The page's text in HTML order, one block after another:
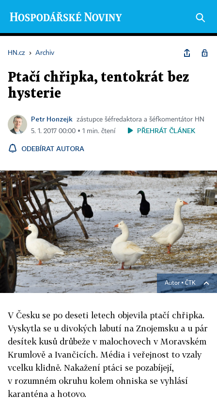
HN.cz › Archiv
Ptačí chřipka, tentokrát bez
hysterie
Petr Honzejk
zástupce šéfredaktora a šéfkomentátor HN
5. 1. 2017 00:00 ▪ 1 min. čtení
PŘEHRÁT ČLÁNEK
ODEBÍRAT AUTORA
Autor ▪ ČTK
V Česku se po deseti letech objevila ptačí chřipka.
Vyskytla se u divokých labutí na Zno­jemsku a u pár
desítek kusů drůbeže v malochovech v Moravském
Krumlově a Ivančicích. Média i veřejnost to vzaly
vcelku klidně. Nakažení ptáci se pozabíjejí,
v rozumném okruhu kolem ohniska se vyhlásí
karanténa a hotovo.